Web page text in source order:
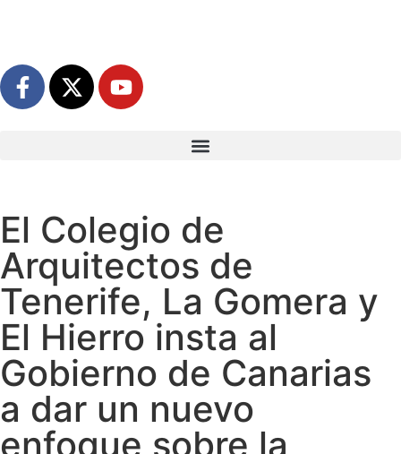
El Colegio de
Arquitectos de
Tenerife, La Gomera y
El Hierro insta al
Gobierno de Canarias
a dar un nuevo
enfoque sobre la